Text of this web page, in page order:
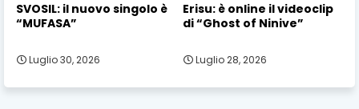
SVOSIL: il nuovo singolo è
“MUFASA”
Luglio 30, 2026
Erisu: è online il videoclip
di “Ghost of Ninive”
Luglio 28, 2026